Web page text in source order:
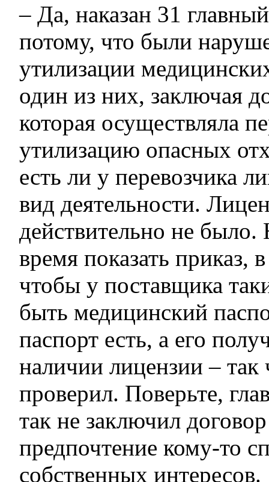
– Да, наказан 31
потому, что были
утилизации
один из них, заключая
которая осуществляла
утилизацию опасных
есть ли у перевозчика
вид деятельности.
действительно не
время показать приказ,
чтобы у поставщика
быть медицинский
паспорт есть, а его
наличии лицензии – так
проверил. Поверьте,
так не заключил
предпочтение кому-то
собственных интересов.